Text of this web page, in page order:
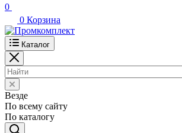
0
0 Корзина
Каталог
Везде
По всему сайту
По каталогу